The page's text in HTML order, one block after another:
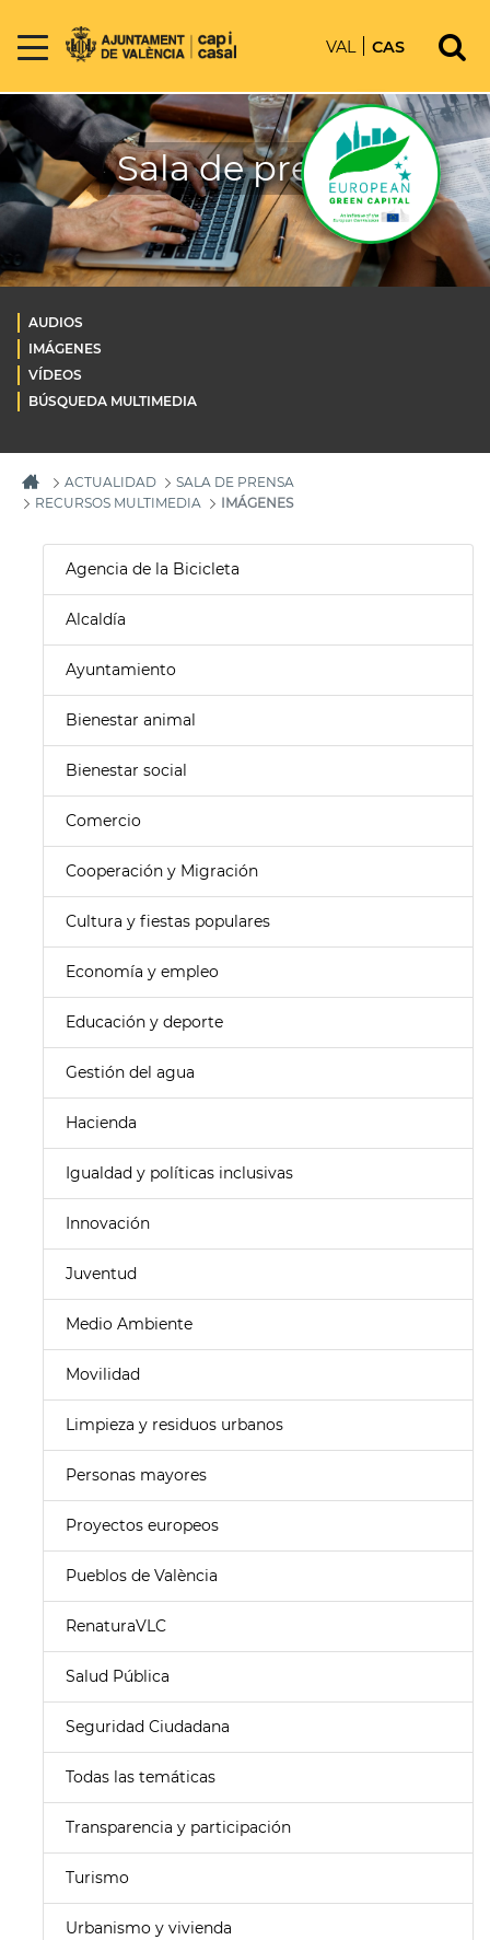
VAL CAS
Sala de prensa
AUDIOS
IMÁGENES
VÍDEOS
BÚSQUEDA MULTIMEDIA
ACTUALIDAD
SALA DE PRENSA
RECURSOS MULTIMEDIA
IMÁGENES
Agencia de la Bicicleta
Alcaldía
Ayuntamiento
Bienestar animal
Bienestar social
Comercio
Cooperación y Migración
Cultura y fiestas populares
Economía y empleo
Educación y deporte
Gestión del agua
Hacienda
Igualdad y políticas inclusivas
Innovación
Juventud
Medio Ambiente
Movilidad
Limpieza y residuos urbanos
Personas mayores
Proyectos europeos
Pueblos de València
RenaturaVLC
Salud Pública
Seguridad Ciudadana
Todas las temáticas
Transparencia y participación
Turismo
Urbanismo y vivienda